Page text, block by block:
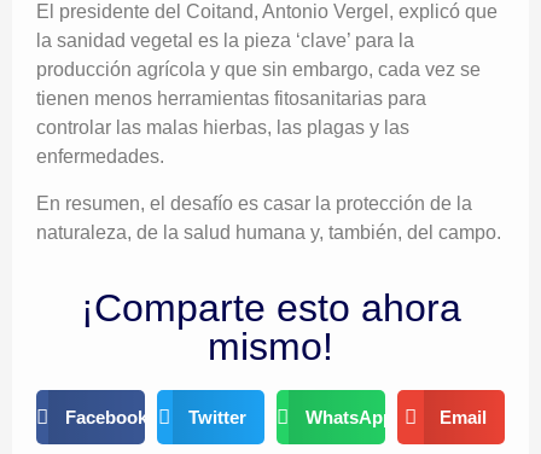
El presidente del Coitand, Antonio Vergel, explicó que
la sanidad vegetal es la pieza ‘clave’ para la
producción agrícola y que sin embargo, cada vez se
tienen menos herramientas fitosanitarias para
controlar las malas hierbas, las plagas y las
enfermedades.
En resumen, el desafío es casar la protección de la
naturaleza, de la salud humana y, también, del campo.
¡Comparte esto ahora
mismo!
Facebook Twitter WhatsApp Email